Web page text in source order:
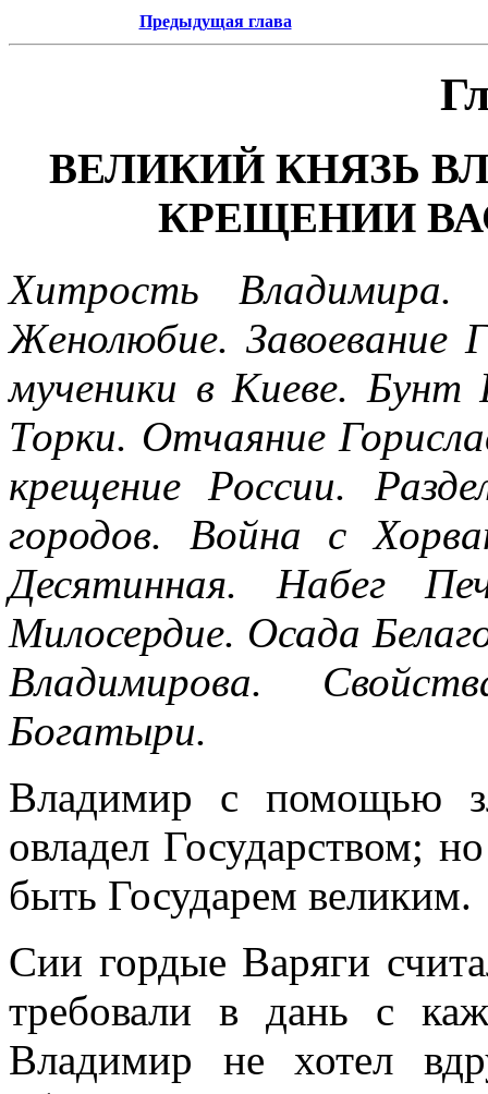
Предыдущая глава
ВЕЛИКИЙ КНЯЗЬ
КРЕЩЕНИИ
Хитрость Владимира.
Женолюбие. Завоевание
мученики в Киеве. Бунт
Торки. Отчаяние
крещение России.
городов. Война с
Десятинная. Набег
Милосердие. Осада
Владимирова.
Богатыри.
Владимир с помощью
овладел Государством;
быть Государем великим.
Сии гордые Варяги
требовали в дань с
Владимир не хотел